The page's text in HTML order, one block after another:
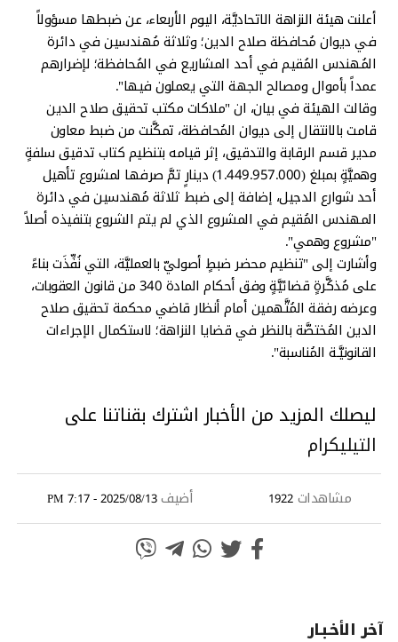
أعلنت هيئة النزاهة الاتحاديَّة، اليوم الأربعاء، عن ضبطها مسؤولاً
في ديوان مُحافظة صلاح الدين؛ وثلاثة مُهندسين في دائرة
المُهندس المُقيم في أحد المشاريع في المُحافظة؛ لإضرارهم
عمداً بأموال ومصالح الجهة التي يعملون فيها".
وقالت الهيئة في بيان، ان "ملاكات مكتب تحقيق صلاح الدين
قامت بالانتقال إلى ديوان المُحافظة، تمكَّنت من ضبط معاون
مدير قسم الرقابة والتدقيق، إثر قيامه بتنظيم كتاب تدقيق سلفةٍ
وهميَّةٍ بمبلغ (1.449.957.000) دينارٍ تمَّ صرفها لمشروع تأهيل
أحد شوارع الدجيل، إضافة إلى ضبط ثلاثة مُهندسين في دائرة
المهندس المُقيم في المشروع الذي لم يتم الشروع بتنفيذه أصلاً
"مشروع وهمي".
وأشارت إلى "تنظيم محضر ضبطٍ أصوليّ بالعمليَّة، التي نُفِّذَت بناءً
على مُذكَّرةٍ قضائيَّةٍ وفق أحكام المادة 340 من قانون العقوبات،
وعرضه رفقة المُتَّهمين أمام أنظار قاضي محكمة تحقيق صلاح
الدين المُختصَّة بالنظر في قضايا النزاهة؛ لاستكمال الإجراءات
القانونيَّـة المُناسبة".
ليصلك المزيد من الأخبار اشترك بقناتنا على
التيليكرام
مشاهدات 1922 أضيف2025/08/13 - 7:17 PM
آخر الأخـبـار